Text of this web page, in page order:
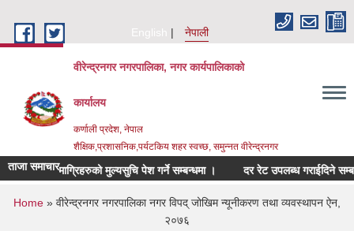
English
नेपाली
वीरेन्द्रनगर नगरपालिका, नगर कार्यपालिकाको
कार्यालय
कर्णाली प्रदेश, नेपाल
शैक्षिक,प्रशासनिक,पर्यटकिय शहर स्वच्छ, समुन्नत वीरेन्द्रनगर
ताजा समाचारसामाग्रिहरुको मुल्यसुचि पेश गर्ने सम्बन्धमा । दर रेट उपलब्ध गराईदिने
You are here
Home » वीरेन्द्रनगर नगरपालिका नगर विपद् जोखिम न्यूनीकरण तथा व्यवस्थापन ऐन,
२०७६